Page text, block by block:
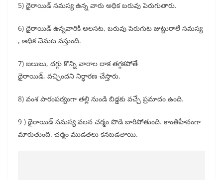
5) థైరాయిడ్ సమస్య ఉన్న వారు అధిక బరువు పెరుగుతారు.
6) థైరాయిడ్ ఉన్నవారికి అలసట, బరువు పెరుగుట జుట్టురాలే సమస్య
, అధిక చెమట వస్తుంది.
7) జలుబు, దగ్గు కొన్ని వారాల దాక తగ్గకపోతే
థైరాయిడ్, వచ్చిందని నిర్ధారణ చేస్తారు.
8) వంశ పారంపర్యంగా తల్లి నుండి బిడ్డకు వచ్చే ప్రమాదం ఉంది.
9 ) థైరాయిడ్ సమస్య వలన చర్మం పొడి బారిపోతుంది. కాంతిహీనంగా
మారుతుంది. చర్మం ముడతలు కనబడతాయి.